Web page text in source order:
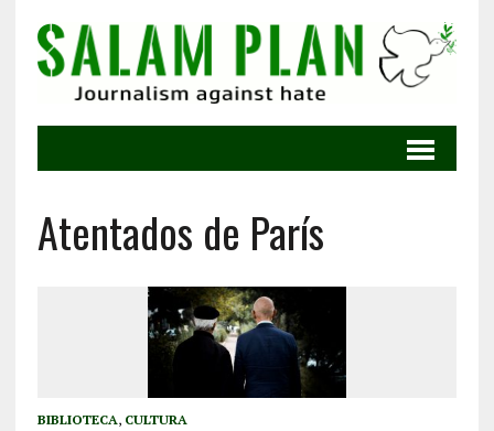
Atentados de París
BIBLIOTECA, CULTURA